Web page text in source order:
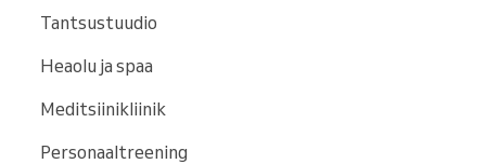
Tantsustuudio
Heaolu ja spaa
Meditsiinikliinik
Personaaltreening